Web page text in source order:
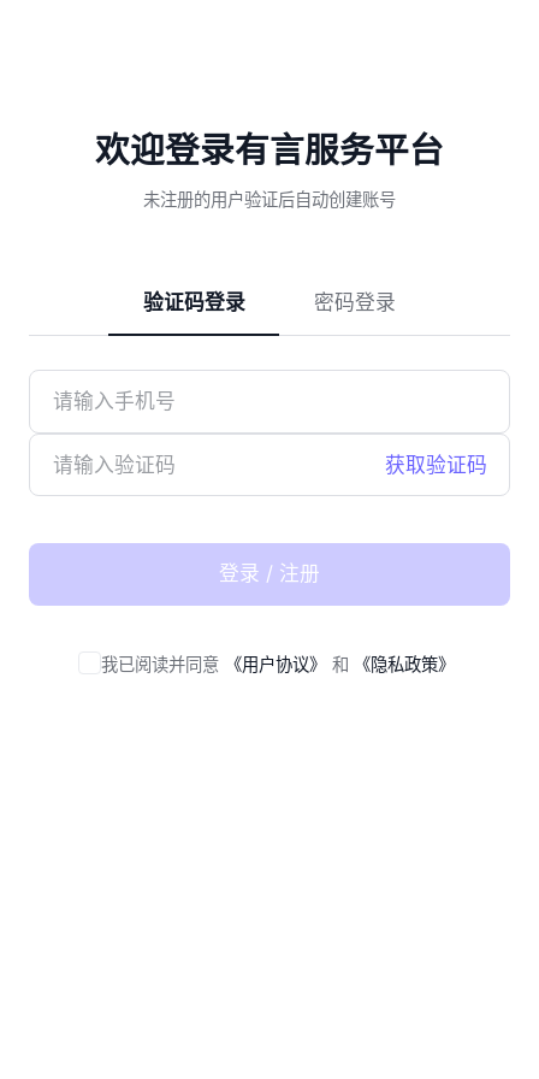
欢迎登录有言服务平台
未注册的用户验证后自动创建账号
验证码登录 密码登录
获取验证码
登录 / 注册
我已阅读并同意 《用户协议》 和 《隐私政策》